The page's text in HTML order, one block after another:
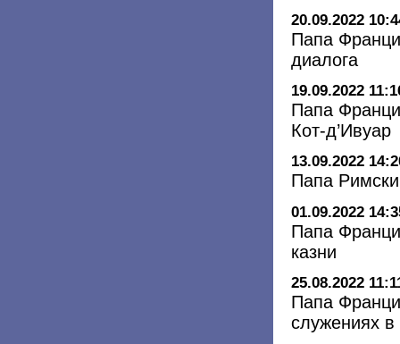
20.09.2022
Папа
диалога
19.09.2022
Папа
Кот-д’Ивуар
13.09.2022
Папа
01.09.2022
Папа
казни
25.08.2022
Папа
служениях